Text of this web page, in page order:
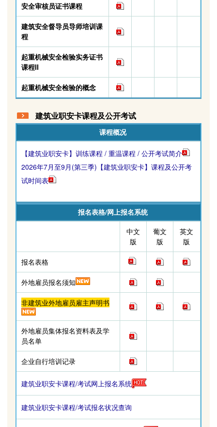
安全审核员证书课程
建筑安全督导员导师培训课
程
起重机械安全检验实务证书
课程II
起重机械安全检验的概念
建筑业职安卡课程及公开考试
课程概况
【建筑业职安卡】训练课程 / 重温课程 / 公开考试简介
2026年7月至9月(第三季)【建筑业职安卡】课程及公开考
试时间表
报名表格/网上报名系统
中文
版
葡文
版
英文
版
报名表格
外地雇员报名须知
非建筑业外地雇员雇主声明书
外地雇员集体报名资料表及学
员名单
企业自行培训记录
建筑业职安卡课程/考试网上报名系统
建筑业职安卡课程/考试报名状况查询